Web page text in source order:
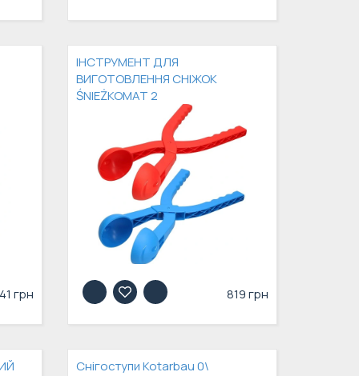
грн
ІНСТРУМЕНТ ДЛЯ
ВИГОТОВЛЕННЯ СНІЖОК
ŚNIEŻKOMAT 2
819 грн
Снігоступи Kotarbau 0\